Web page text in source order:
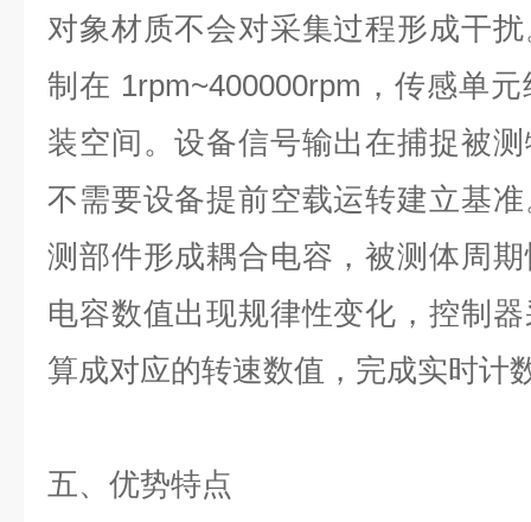
对象材质不会对采集过程形成干
制在 1rpm~400000rpm ，传感单
装空间。设备信号输出在捕捉被
不需要设备提前空载运转建立基
测部件形成耦合电容，被测体周
电容数值出现规律性变化，控制
算成对应的转速数值，完成实时计
五、优势特点